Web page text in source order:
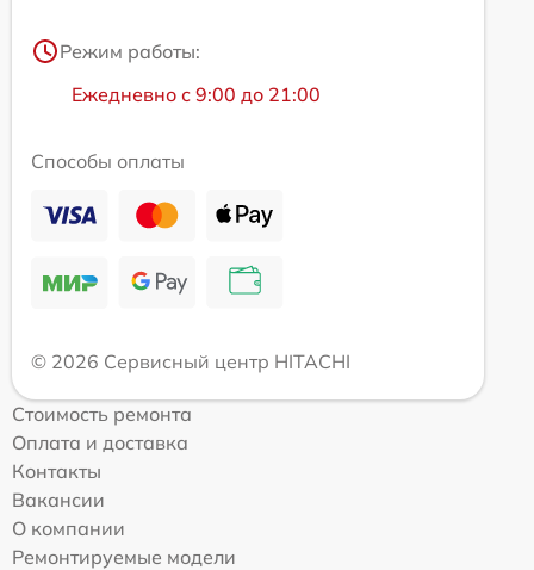
Режим работы:
Ежедневно с 9:00 до 21:00
Способы оплаты
© 2026 Сервисный центр HITACHI
Стоимость ремонта
Оплата и доставка
Контакты
Вакансии
О компании
Ремонтируемые модели